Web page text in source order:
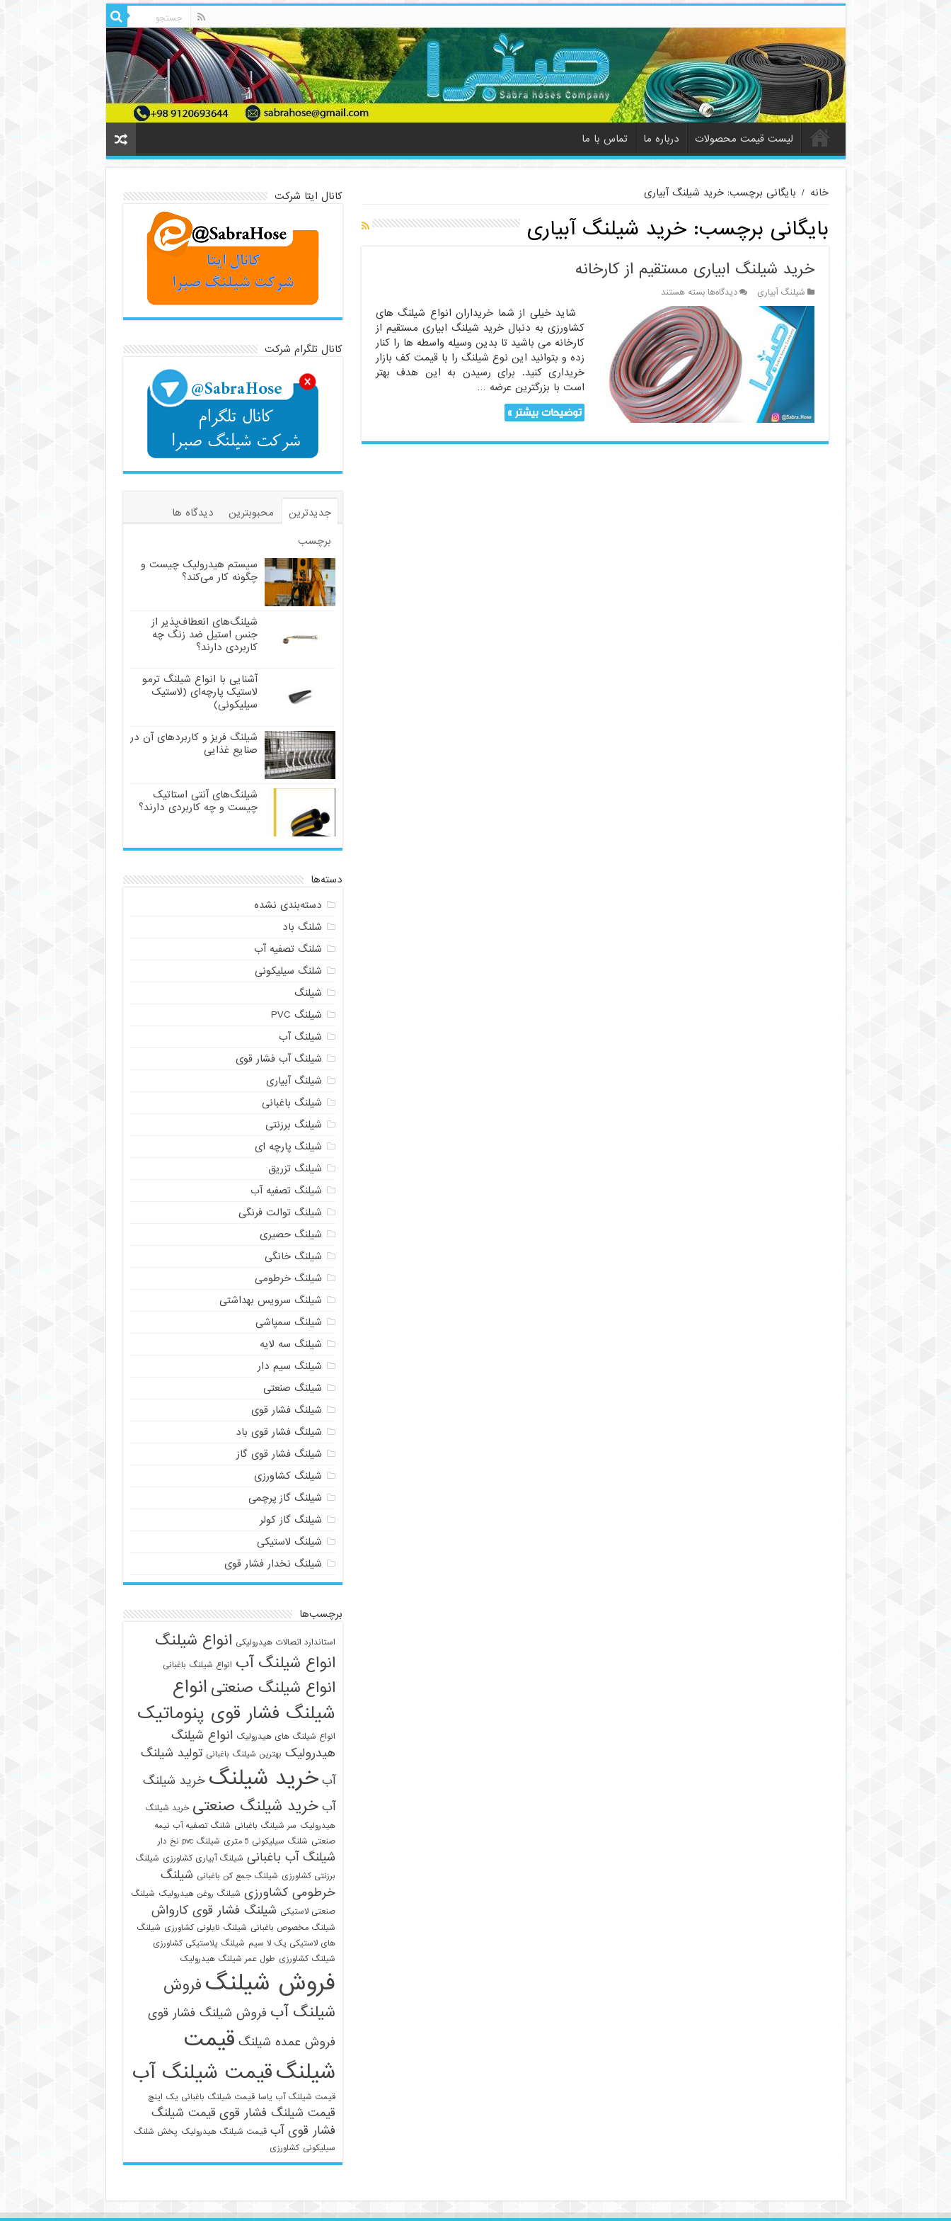
لیست قیمت محصولات درباره ما تماس با ما
خانه / بایگانی برچسب: خرید شیلنگ آبیاری
بایگانی برچسب:خرید شیلنگ آبیاری
خرید شیلنگ ابیاری مستقیم از کارخانه
شیلنگ آبیاری دیدگاه‌هابرای
خرید
شیلنگ
ابیاری
مستقیم
از
کارخانه
بسته هستند
شاید خیلی از شما خریداران انواع شیلنگ های
کشاورزی به دنبال خرید شیلنگ ابیاری مستقیم از
کارخانه می باشید تا بدین وسیله واسطه ها را کنار
زده و بتوانید این نوع شیلنگ را با قیمت کف بازار
خریداری کنید. برای رسیدن به این هدف بهتر
است با بزرگترین عرضه …
توضیحات بیشتر »
کانال ایتا شرکت
کانال تلگرام شرکت
جدیدترین محبوبترین
دیدگاه ها
برچسب
سیستم هیدرولیک چیست و
چگونه کار می‌کند؟
شیلنگ‌های انعطاف‌پذیر از
جنس استیل ضد زنگ چه
کاربردی دارند؟
آشنایی با انواع شیلنگ ترمو
لاستیک پارچه‌ای (لاستیک
سیلیکونی)
شیلنگ فریز و کاربردهای آن در
صنایع غذایی
شیلنگ‌های آنتی استاتیک
چیست و چه کاربردی دارند؟
دسته‌ها
دسته‌بندی نشده
شلنگ باد
شلنگ تصفیه آب
شلنگ سیلیکونی
شیلنگ
شیلنگ PVC
شیلنگ آب
شیلنگ آب فشار قوی
شیلنگ آبیاری
شیلنگ باغبانی
شیلنگ برزنتی
شیلنگ پارچه ای
شیلنگ تزریق
شیلنگ تصفیه آب
شیلنگ توالت فرنگی
شیلنگ حصیری
شیلنگ خانگی
شیلنگ خرطومی
شیلنگ سرویس بهداشتی
شیلنگ سمپاشی
شیلنگ سه لایه
شیلنگ سیم دار
شیلنگ صنعتی
شیلنگ فشار قوی
شیلنگ فشار قوی باد
شیلنگ فشار قوی گاز
شیلنگ کشاورزی
شیلنگ گاز پرچمی
شیلنگ گاز کولر
شیلنگ لاستیکی
شیلنگ نخدار فشار قوی
برچسب‌ها
استاندارد اتصالات هیدرولیکی انواع شیلنگ
انواع شیلنگ آب انواع شیلنگ باغبانی
انواع شیلنگ صنعتی انواع
شیلنگ فشار قوی پنوماتیک
انواع شیلنگ های هیدرولیک انواع شیلنگ
هیدرولیک بهترین شیلنگ باغبانی تولید شیلنگ
آب خرید شیلنگ خرید شیلنگ
آب خرید شیلنگ صنعتی خرید شیلنگ
هیدرولیک سر شیلنگ باغبانی شلنگ تصفیه آب نیمه
صنعتی شلنگ سیلیکونی 5 متری شیلنگ pvc نخ دار
شیلنگ آب باغبانی شیلنگ آبیاری کشاورزی شیلنگ
برزنتی کشاورزی شیلنگ جمع کن باغبانی شیلنگ
خرطومی کشاورزی شیلنگ روغن هیدرولیک شیلنگ
صنعتی لاستیکی شیلنگ فشار قوی کارواش
شیلنگ مخصوص باغبانی شیلنگ نایلونی کشاورزی شیلنگ
های لاستیکی یک لا سیم شیلنگ پلاستیکی کشاورزی
شیلنگ کشاورزی طول عمر شیلنگ هیدرولیک
فروش شیلنگ فروش
شیلنگ آب فروش شیلنگ فشار قوی
فروش عمده شیلنگ قیمت
شیلنگقیمت شیلنگ آب
قیمت شیلنگ آب یاسا قیمت شیلنگ باغبانی یک اینچ
قیمت شیلنگ فشار قوی قیمت شیلنگ
فشار قوی آب قیمت شیلنگ هیدرولیک پخش شلنگ
سیلیکونی کشاورزی